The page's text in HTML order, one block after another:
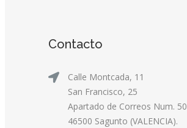
Contacto
Calle Montcada, 11
San Francisco, 25
Apartado de Correos Num. 50
46500 Sagunto (VALENCIA).